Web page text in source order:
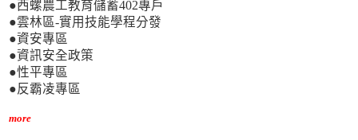
●西螺農工教育儲蓄402專戶
●雲林區-實用技能學程分發
●資安專區
●資訊安全政策
●性平專區
●反霸凌專區
more